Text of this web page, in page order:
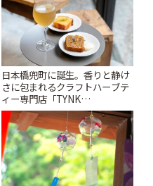
日本橋兜町に誕生。香りと静け
さに包まれるクラフトハーブテ
ィー専門店「TYNK
Kabutocho」 | ことりっぷ